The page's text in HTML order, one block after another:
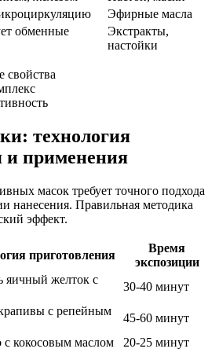
Эфирные масла
обменные
Экстракты,
настойки
свойства
технология
и применения
масок требует точного подхода
нанесения. Правильная методика
эффект.
приготовления
Время
экспозиции
яичный желток с
30-40 минут
с репейным
45-60 минут
с кокосовым маслом 20-25 минут